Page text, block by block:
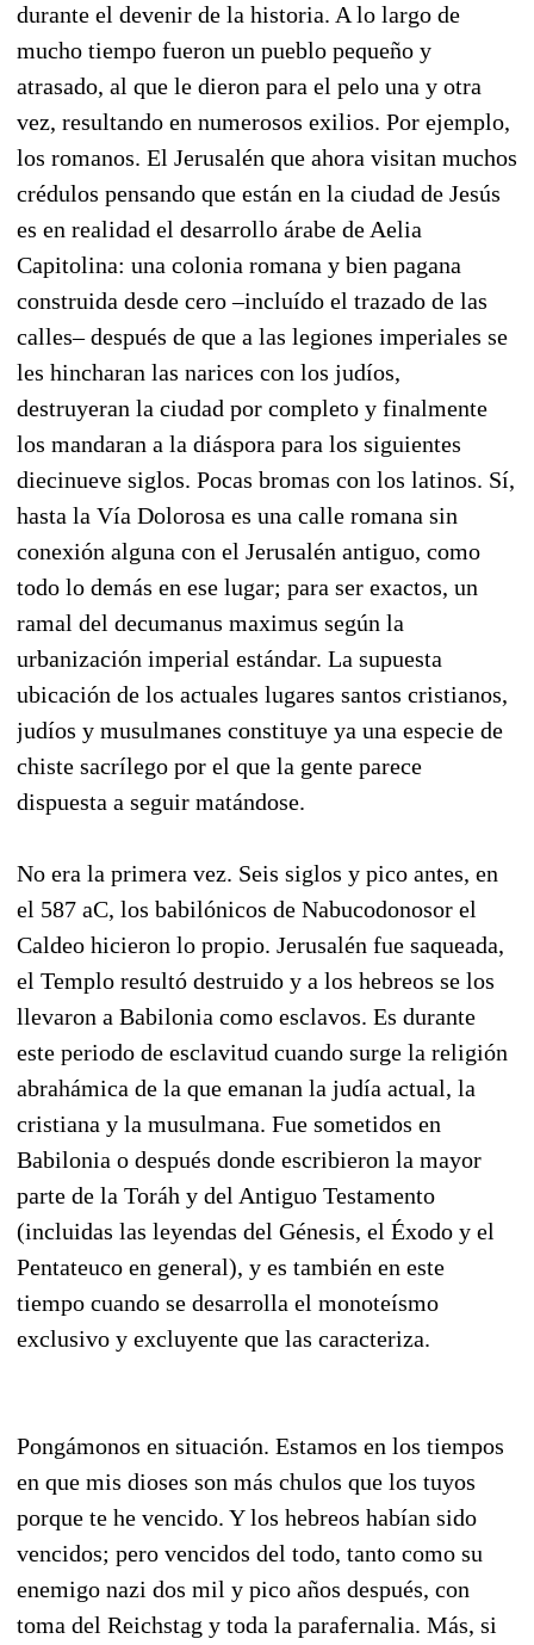
durante el devenir de la historia. A lo largo de
mucho tiempo fueron un pueblo pequeño y
atrasado, al que le dieron para el pelo una y otra
vez, resultando en numerosos exilios. Por ejemplo,
los romanos. El Jerusalén que ahora visitan muchos
crédulos pensando que están en la ciudad de Jesús
es en realidad el desarrollo árabe de Aelia
Capitolina: una colonia romana y bien pagana
construida desde cero –incluído el trazado de las
calles– después de que a las legiones imperiales se
les hincharan las narices con los judíos,
destruyeran la ciudad por completo y finalmente
los mandaran a la diáspora para los siguientes
diecinueve siglos. Pocas bromas con los latinos. Sí,
hasta la Vía Dolorosa es una calle romana sin
conexión alguna con el Jerusalén antiguo, como
todo lo demás en ese lugar; para ser exactos, un
ramal del decumanus maximus según la
urbanización imperial estándar. La supuesta
ubicación de los actuales lugares santos cristianos,
judíos y musulmanes constituye ya una especie de
chiste sacrílego por el que la gente parece
dispuesta a seguir matándose.
No era la primera vez. Seis siglos y pico antes, en
el 587 aC, los babilónicos de Nabucodonosor el
Caldeo hicieron lo propio. Jerusalén fue saqueada,
el Templo resultó destruido y a los hebreos se los
llevaron a Babilonia como esclavos. Es durante
este periodo de esclavitud cuando surge la religión
abrahámica de la que emanan la judía actual, la
cristiana y la musulmana. Fue sometidos en
Babilonia o después donde escribieron la mayor
parte de la Toráh y del Antiguo Testamento
(incluidas las leyendas del Génesis, el Éxodo y el
Pentateuco en general), y es también en este
tiempo cuando se desarrolla el monoteísmo
exclusivo y excluyente que las caracteriza.
Pongámonos en situación. Estamos en los tiempos
en que mis dioses son más chulos que los tuyos
porque te he vencido. Y los hebreos habían sido
vencidos; pero vencidos del todo, tanto como su
enemigo nazi dos mil y pico años después, con
toma del Reichstag y toda la parafernalia. Más, si